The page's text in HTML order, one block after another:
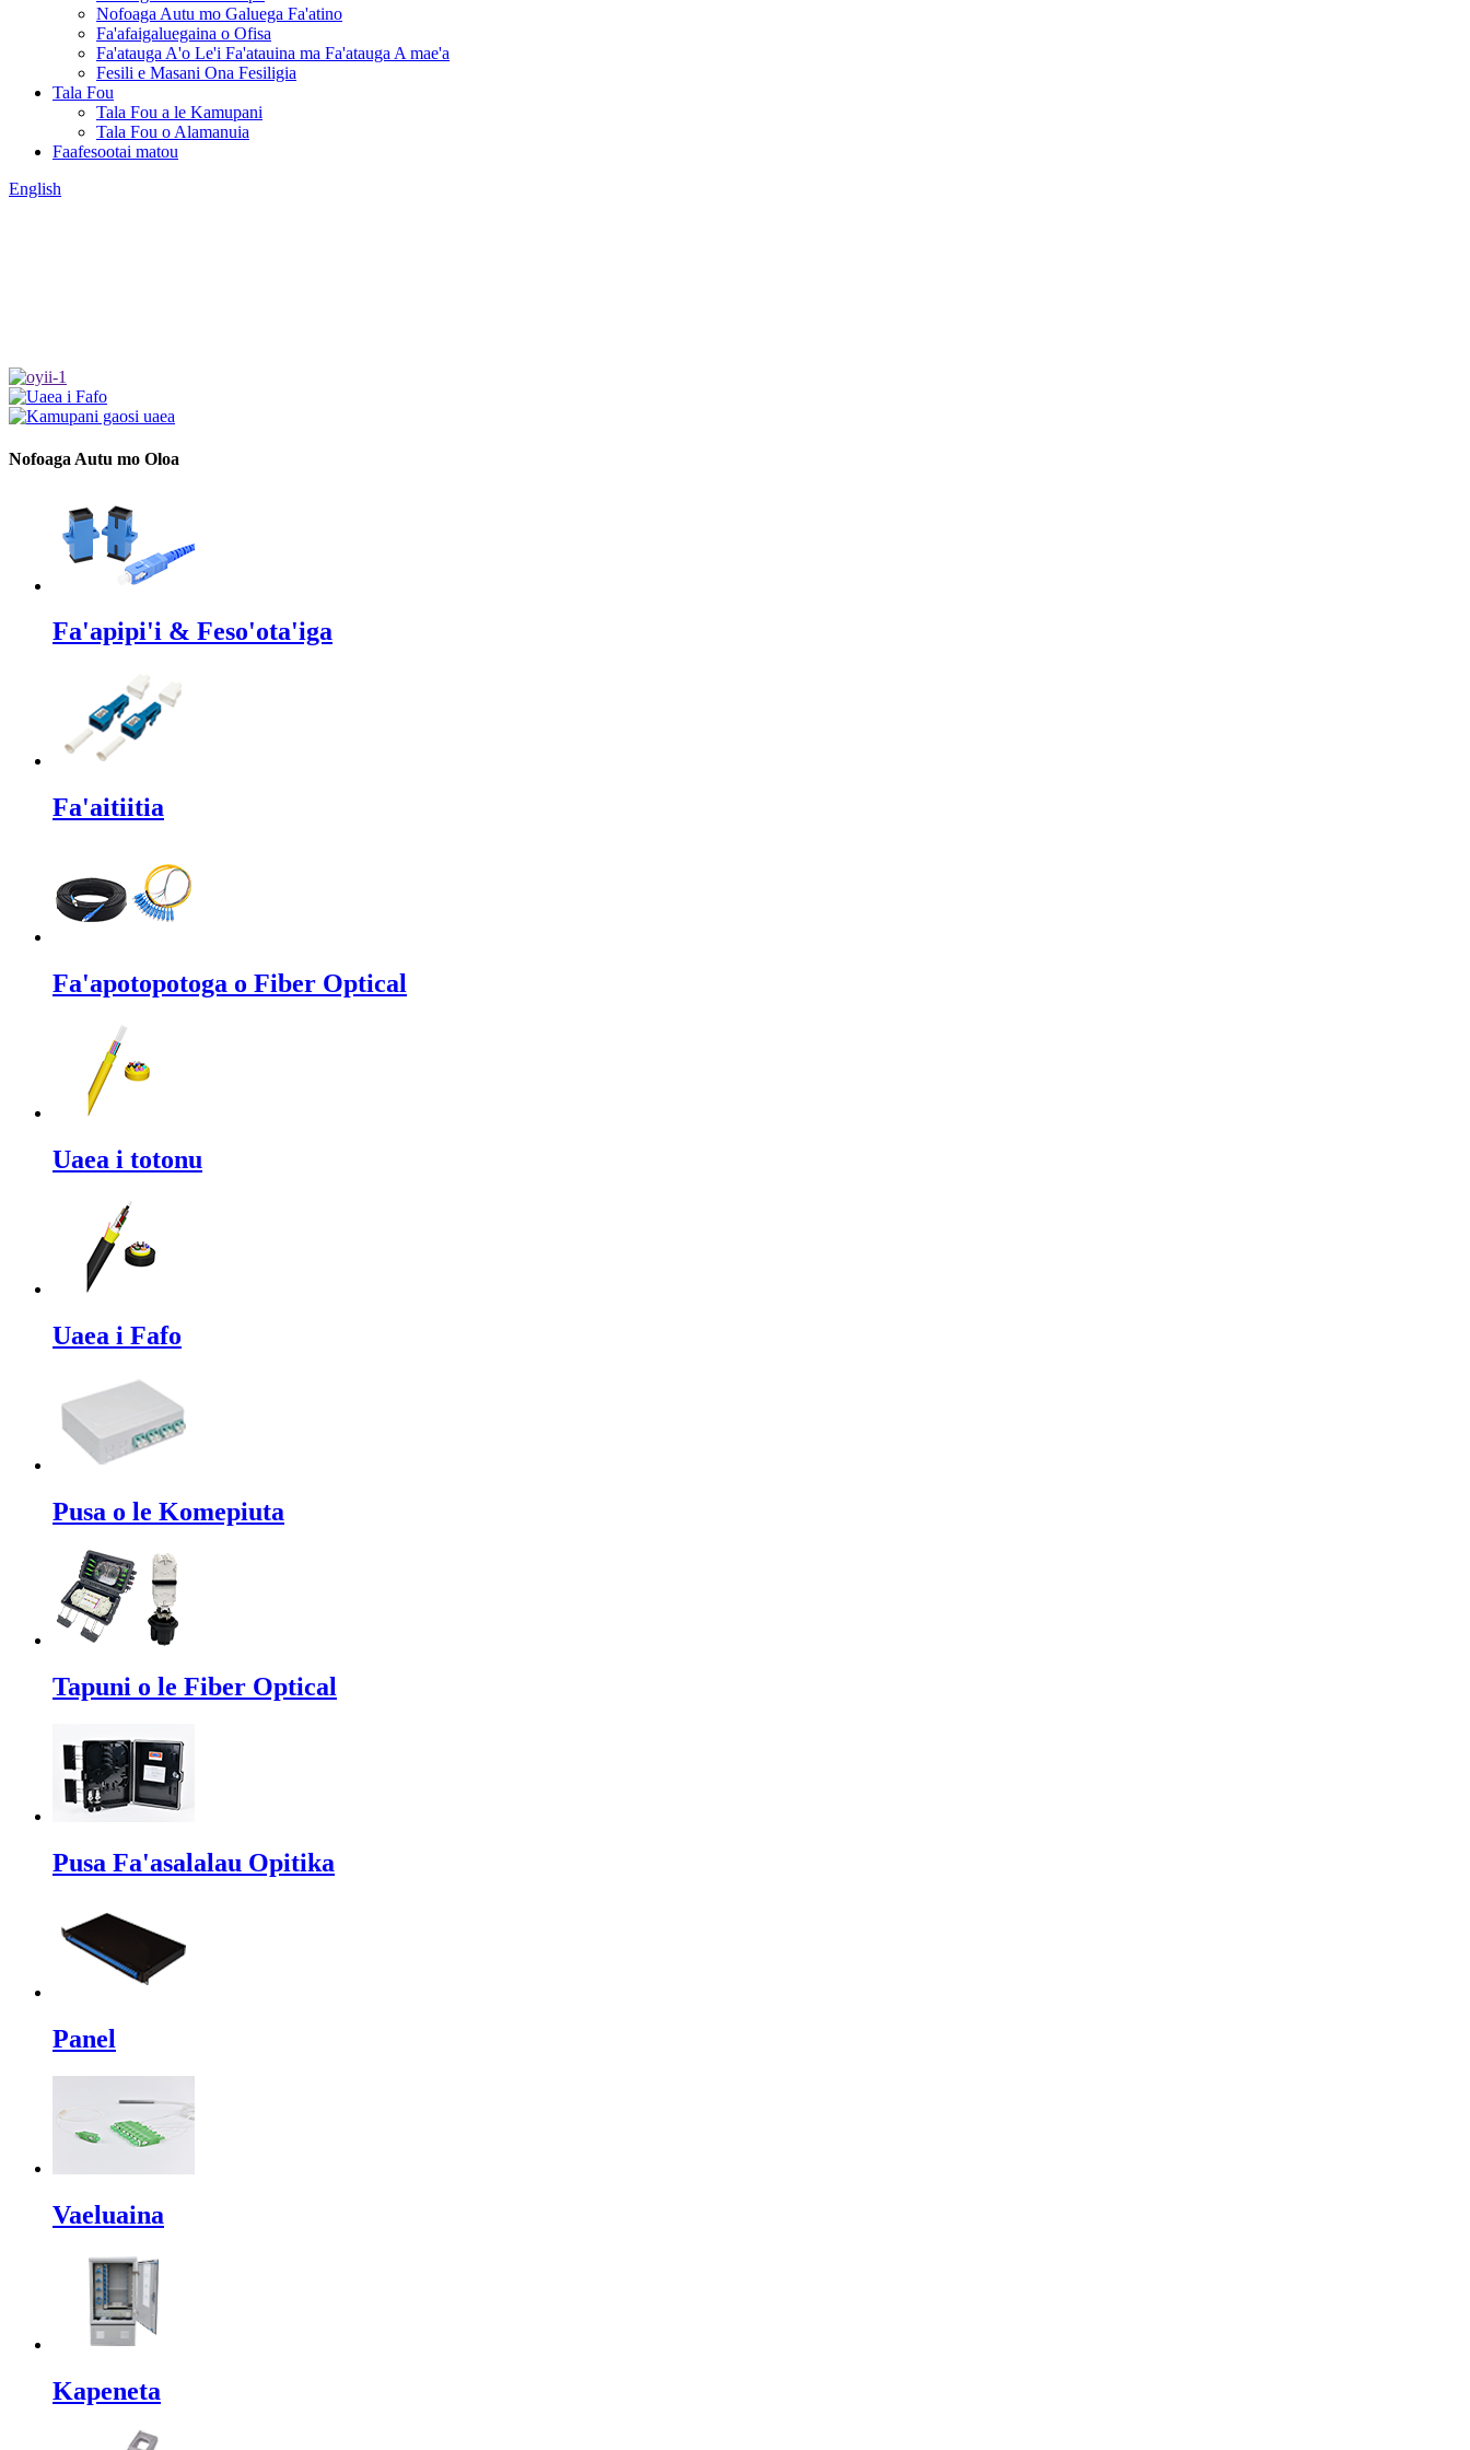
Nofoaga Autu mo Galuega Fa'atino
Fa'afaigaluegaina o Ofisa
Fa'atauga A'o Le'i Fa'atauina ma Fa'atauga A mae'a
Fesili e Masani Ona Fesiligia
Tala Fou
Tala Fou a le Kamupani
Tala Fou o Alamanuia
Faafesootai matou
English
Nofoaga Autu mo Oloa
Fa'apipi'i & Feso'ota'iga
Fa'aitiitia
Fa'apotopotoga o Fiber Optical
Uaea i totonu
Uaea i Fafo
Pusa o le Komepiuta
Tapuni o le Fiber Optical
Pusa Fa'asalalau Opitika
Panel
Vaeluaina
Kapeneta